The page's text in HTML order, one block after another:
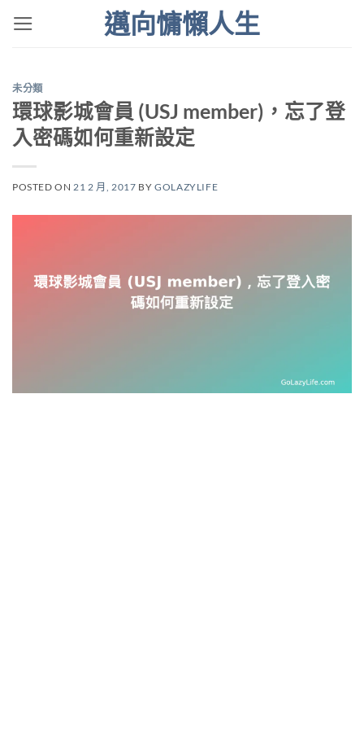
邁向慵懶人生
未分類
環球影城會員 (USJ member)，忘了登
入密碼如何重新設定
POSTED ON21 2 月, 2017 BYGOLAZYLIFE